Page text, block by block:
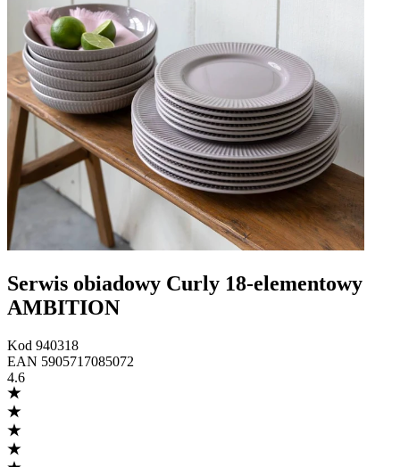
Serwis obiadowy Curly 18-elementowy
AMBITION
Kod 940318
EAN 5905717085072
4.6